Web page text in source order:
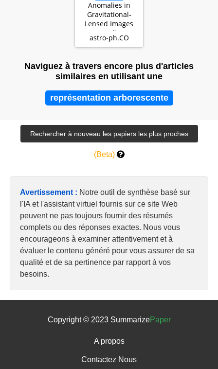
Anomalies in
Gravitational-
Lensed Images
Revealing
Einstein Rings
astro-ph.CO
Naviguez à travers encore plus d'articles
similaires en utilisant une
représentation arborescente
(Beta)
Avertissement : Notre outil de synthèse basé sur
l'IA et l'assistant virtuel fournis sur ce site Web
peuvent ne pas toujours fournir des résumés
complets ou des réponses exactes. Nous vous
encourageons à examiner attentivement et à
évaluer le contenu généré pour vous assurer de sa
qualité et de sa pertinence par rapport à vos
besoins.
Copyright © 2023 SummarizePaper
A propos
Contactez Nous